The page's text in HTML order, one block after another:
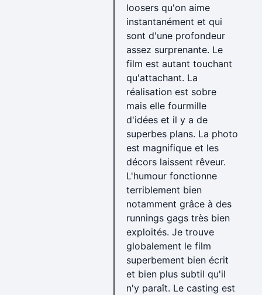
loosers qu'on aime
instantanément et qui
sont d'une profondeur
assez surprenante. Le
film est autant touchant
qu'attachant. La
réalisation est sobre
mais elle fourmille
d'idées et il y a de
superbes plans. La photo
est magnifique et les
décors laissent rêveur.
L'humour fonctionne
terriblement bien
notamment grâce à des
runnings gags très bien
exploités. Je trouve
globalement le film
superbement bien écrit
et bien plus subtil qu'il
n'y paraît. Le casting est